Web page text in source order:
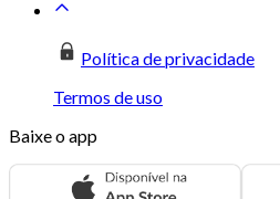
Política de privacidade
Termos de uso
Baixe o app